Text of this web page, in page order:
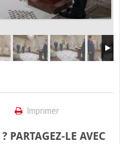
Imprimer
PARTAGEZ-LE AVEC